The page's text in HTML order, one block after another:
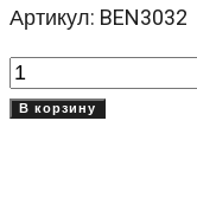
Артикул: BEN3032
Количество
товара
В корзину